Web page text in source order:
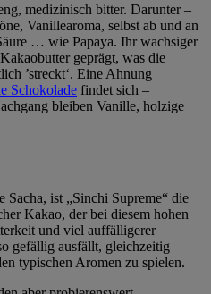
medizinisch bitter. Darunter –
Vanillearoma, selbst ab und an
… wie Papaya. Ihr wachsiger
geprägt, was die
’streckt‘. Eine Ahnung
Schokolade findet sich –
bleiben Vanille, holzige
Sacha, ist „Sinchi Supreme“ die
Kakao, der bei diesem hohen
und viel auffälligerer
gefällig ausfällt, gleichzeitig
typischen Aromen zu spielen.